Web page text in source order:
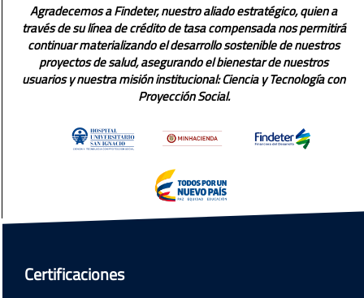
Agradecemos a Findeter, nuestro aliado estratégico, quien a
través de su línea de crédito de tasa compensada nos permitirá
continuar materializando el desarrollo sostenible de nuestros
proyectos de salud, asegurando el bienestar de nuestros
usuarios y nuestra misión institucional: Ciencia y Tecnología con
Proyección Social.
Certificaciones